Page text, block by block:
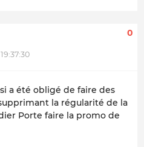
0
a été obligé de faire des
la régularité de la
Porte faire la promo de